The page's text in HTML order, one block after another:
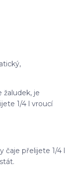
žaludek, je
1/4 l vroucí
čaje přelijete 1/4 l